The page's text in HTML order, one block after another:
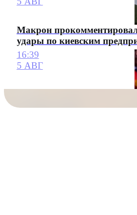
Макрон
удары по киевским
16:39
5 АВГ